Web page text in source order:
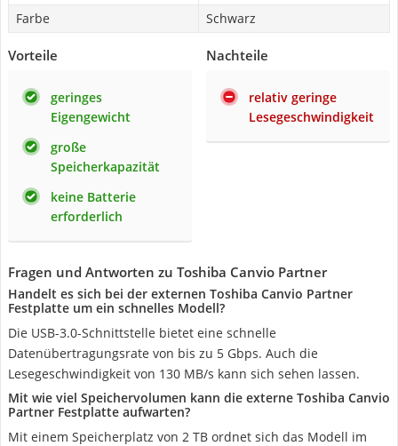
Farbe Schwarz
Vorteile
geringes
Eigengewicht
große
Speicherkapazität
keine Batterie
erforderlich
Nachteile
relativ geringe
Lesegeschwindigkeit
Fragen und Antworten zu Toshiba Canvio Partner
Handelt es sich bei der externen Toshiba Canvio Partner
Festplatte um ein schnelles Modell?
Die USB-3.0-Schnittstelle bietet eine schnelle
Datenübertragungsrate von bis zu 5 Gbps. Auch die
Lesegeschwindigkeit von 130 MB/s kann sich sehen lassen.
Mit wie viel Speichervolumen kann die externe Toshiba Canvio
Partner Festplatte aufwarten?
Mit einem Speicherplatz von 2 TB ordnet sich das Modell im